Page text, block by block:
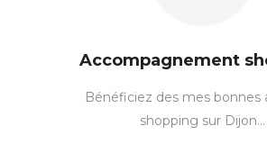
Accompagnement
Bénéficiez des mes bonnes
shopping sur Dijon…